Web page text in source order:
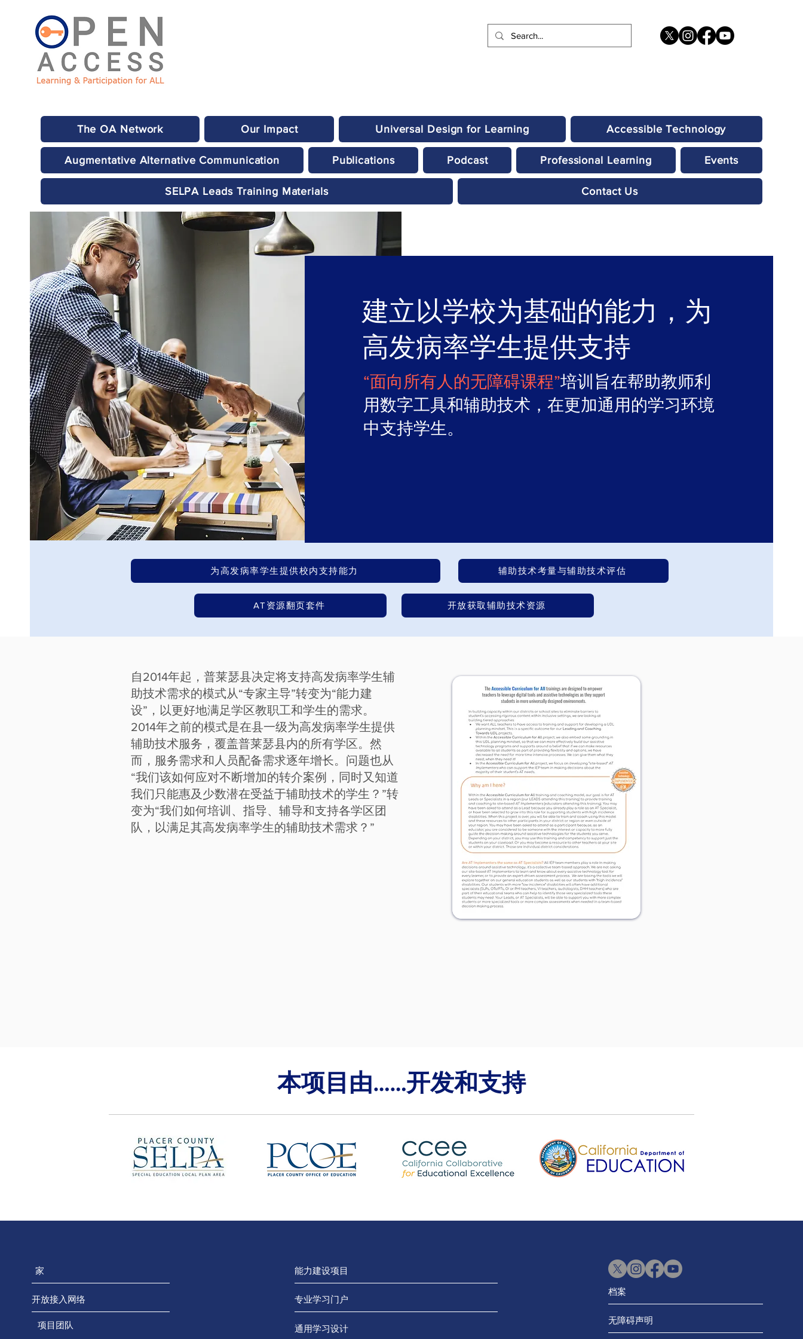
The OA Network Our Impact Universal Design for Learning Accessible Technology
Augmentative Alternative Communication Publications Podcast Professional Learning Events
SELPA Leads Training Materials Contact Us
为高发病率学生提供校内支持能力 辅助技术考量与辅助技术评估
AT资源翻页套件 开放获取辅助技术资源
建立以学校为基础的能力，为
高发病率学生提供支持
“面向所有人的无障碍课程”培训 旨在帮助教师利
用数字工具和辅助技术，在更加通用的学习环境
中支持学生。
自2014年起，普莱瑟县决定将支持高发病率学生辅
助技术需求的模式从“专家主导”转变为“能力建
设”，以更好地满足学区教职工和学生的需求。
2014年之前的模式是在县一级为高发病率学生提供
辅助技术服务，覆盖普莱瑟县内的所有学区。然
而，服务需求和人员配备需求逐年增长。问题也从
“我们该如何应对不断增加的转介案例，同时又知道
我们只能惠及少数潜在受益于辅助技术的学生？”转
变为“我们如何培训、指导、辅导和支持各学区团
队，以满足其高发病率学生的辅助技术需求？”
本项目由……开发和支持
家
开放接入网络
项目团队
能力建设项目
专业学习门户
通用学习设计
档案
无障碍声明